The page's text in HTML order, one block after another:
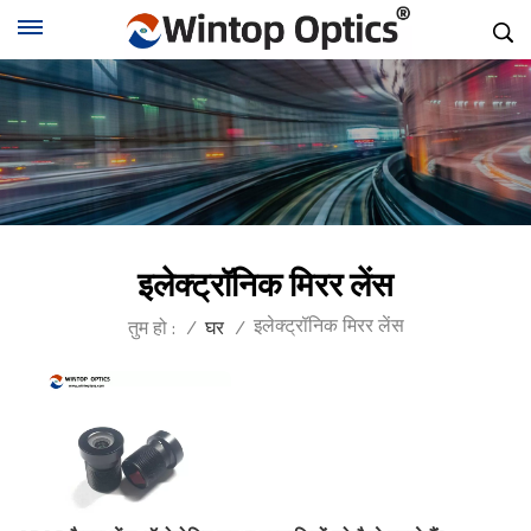
इलेक्ट्रॉनिक मिरर लेंस
तुम हो : / घर / इलेक्ट्रॉनिक मिरर लेंस